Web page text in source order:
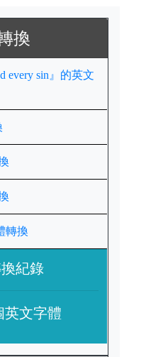
換
every sin』的英文
轉換
紀錄
英文字體